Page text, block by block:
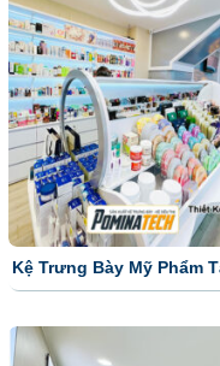
Kệ Trưng Bày Mỹ Phẩm